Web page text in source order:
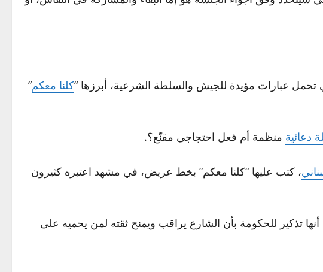
عبارات مؤيدة للجيش والسلطة الشرعية، أبرزها “كلنا معكم”
دعائية منظمة أم فعل احتجاجي مقنّع؟.
، كتب عليها “كلنا معكم” بخط عريض، في مشهد اعتبره كثيرون
تذكير للحكومة بأن الشارع يراقب ويمنح ثقته لمن يحميه على